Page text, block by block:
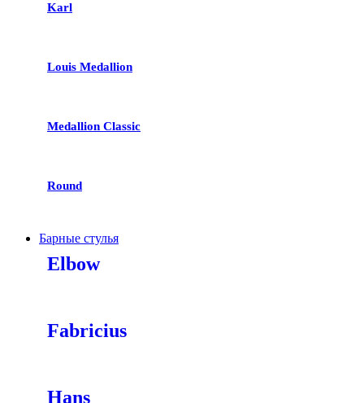
Karl
Louis Medallion
Medallion Classic
Round
Барные стулья
Elbow
Fabricius
Hans